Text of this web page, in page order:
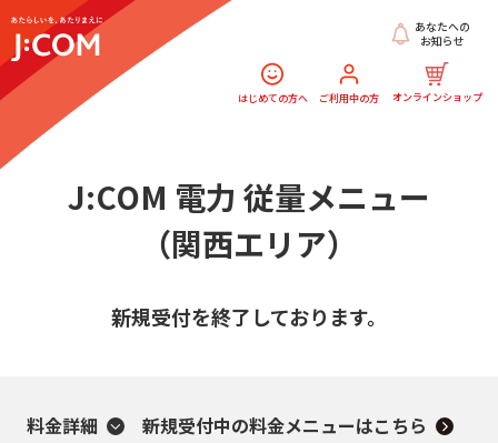
はじめての方へ ご利用中の方 オンラインショップ
あなたへの
お知らせ
J:COM 電力 従量メニュー
（関西エリア）
新規受付を終了しております。
料金詳細 新規受付中の料金メニューはこちら